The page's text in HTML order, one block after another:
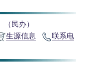
（民办）
生源信息
联系电